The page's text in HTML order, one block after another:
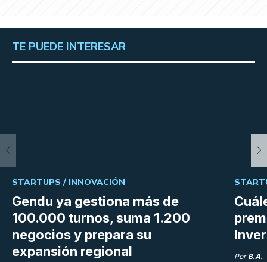
TE PUEDE INTERESAR
Gendu ya gestiona más de
100.000 turnos, suma 1.200
negocios y prepara su
expansión regional
STARTUPS / INNOVACIÓN
Por B.A.